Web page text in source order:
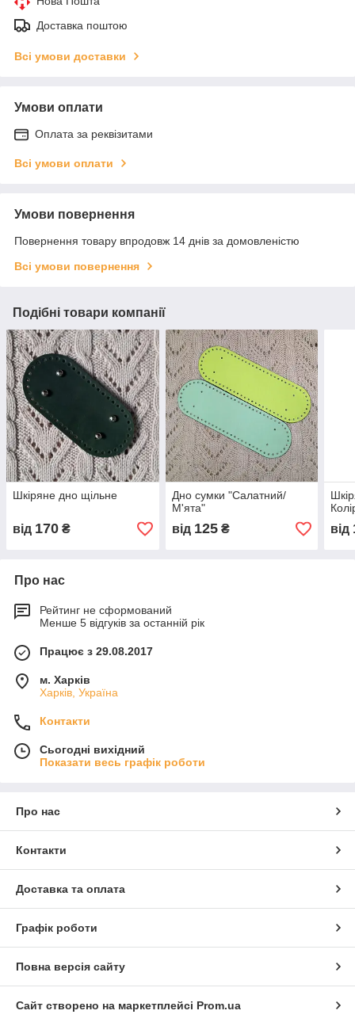
Доставка поштою
Всі умови доставки
Умови оплати
Оплата за реквізитами
Всі умови оплати
Умови повернення
Повернення товару впродовж 14 днів за домовленістю
Всі умови повернення
Подібні товари компанії
Шкіряне дно щільне
від 170 ₴
Дно сумки "Салатний/
М'ята"
від 125₴ від
Про нас
Рейтинг не сформований
Менше 5 відгуків за останній рік
Працює з 29.08.2017
м. Харків
Харків, Україна
Контакти
Сьогодні вихідний
Показати весь графік роботи
Про нас
Контакти
Доставка та оплата
Графік роботи
Повна версія сайту
Сайт створено на маркетплейсі Prom.ua